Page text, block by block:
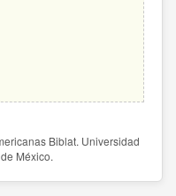
Biblat. Universidad
México.